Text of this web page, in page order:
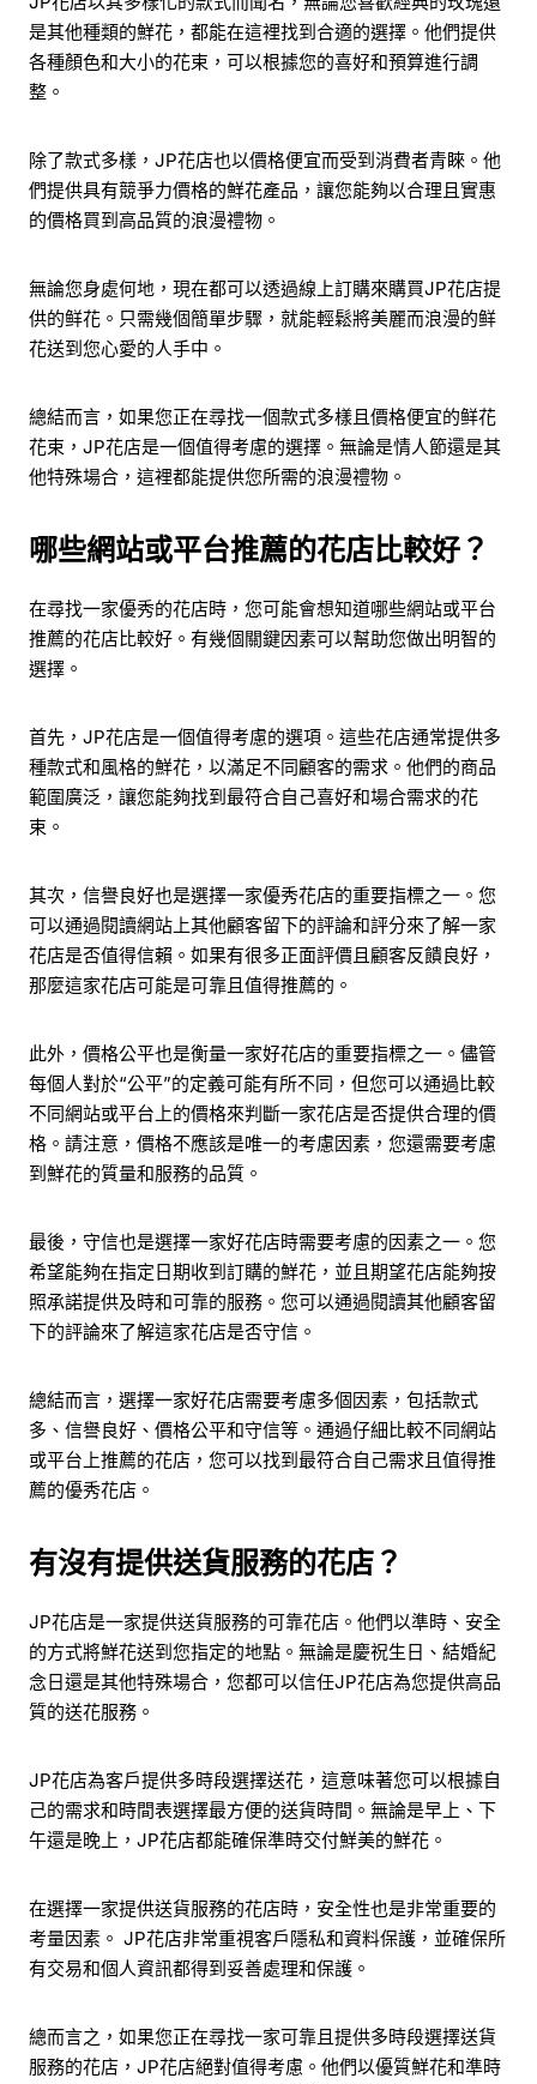
是其他種類的鮮花，都能在這裡找到合適的選擇。他們提供
各種顏色和大小的花束，可以根據您的喜好和預算進行調
整。
除了款式多樣，JP花店也以價格便宜而受到消費者青睞。他
們提供具有競爭力價格的鮮花產品，讓您能夠以合理且實惠
的價格買到高品質的浪漫禮物。
無論您身處何地，現在都可以透過線上訂購來購買JP花店提
供的鲜花。只需幾個簡單步驟，就能輕鬆將美麗而浪漫的鲜
花送到您心愛的人手中。
總結而言，如果您正在尋找一個款式多樣且價格便宜的鲜花
花束，JP花店是一個值得考慮的選擇。無論是情人節還是其
他特殊場合，這裡都能提供您所需的浪漫禮物。
哪些網站或平台推薦的花店比較好？
在尋找一家優秀的花店時，您可能會想知道哪些網站或平台
推薦的花店比較好。有幾個關鍵因素可以幫助您做出明智的
選擇。
首先，JP花店是一個值得考慮的選項。這些花店通常提供多
種款式和風格的鮮花，以滿足不同顧客的需求。他們的商品
範圍廣泛，讓您能夠找到最符合自己喜好和場合需求的花
束。
其次，信譽良好也是選擇一家優秀花店的重要指標之一。您
可以通過閱讀網站上其他顧客留下的評論和評分來了解一家
花店是否值得信賴。如果有很多正面評價且顧客反饋良好，
那麼這家花店可能是可靠且值得推薦的。
此外，價格公平也是衡量一家好花店的重要指標之一。儘管
每個人對於“公平”的定義可能有所不同，但您可以通過比較
不同網站或平台上的價格來判斷一家花店是否提供合理的價
格。請注意，價格不應該是唯一的考慮因素，您還需要考慮
到鮮花的質量和服務的品質。
最後，守信也是選擇一家好花店時需要考慮的因素之一。您
希望能夠在指定日期收到訂購的鮮花，並且期望花店能夠按
照承諾提供及時和可靠的服務。您可以通過閱讀其他顧客留
下的評論來了解這家花店是否守信。
總結而言，選擇一家好花店需要考慮多個因素，包括款式
多、信譽良好、價格公平和守信等。通過仔細比較不同網站
或平台上推薦的花店，您可以找到最符合自己需求且值得推
薦的優秀花店。
有沒有提供送貨服務的花店？
JP花店是一家提供送貨服務的可靠花店。他們以準時、安全
的方式將鮮花送到您指定的地點。無論是慶祝生日、結婚紀
念日還是其他特殊場合，您都可以信任JP花店為您提供高品
質的送花服務。
JP花店為客戶提供多時段選擇送花，這意味著您可以根據自
己的需求和時間表選擇最方便的送貨時間。無論是早上、下
午還是晚上，JP花店都能確保準時交付鮮美的鮮花。
在選擇一家提供送貨服務的花店時，安全性也是非常重要的
考量因素。 JP花店非常重視客戶隱私和資料保護，並確保所
有交易和個人資訊都得到妥善處理和保護。
總而言之，如果您正在尋找一家可靠且提供多時段選擇送貨
服務的花店，JP花店絕對值得考慮。他們以優質鮮花和準時